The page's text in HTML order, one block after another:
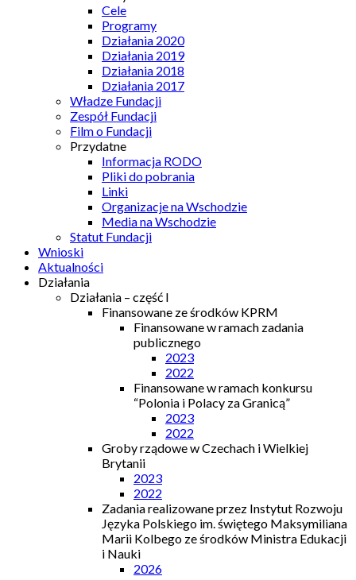
Cele
Programy
Działania 2020
Działania 2019
Działania 2018
Działania 2017
Władze Fundacji
Zespół Fundacji
Film o Fundacji
Przydatne
Informacja RODO
Pliki do pobrania
Linki
Organizacje na Wschodzie
Media na Wschodzie
Statut Fundacji
Wnioski
Aktualności
Działania
Działania – część I
Finansowane ze środków KPRM
Finansowane w ramach zadania
publicznego
2023
2022
Finansowane w ramach konkursu
“Polonia i Polacy za Granicą”
2023
2022
Groby rządowe w Czechach i Wielkiej
Brytanii
2023
2022
Zadania realizowane przez Instytut Rozwoju
Języka Polskiego im. świętego Maksymiliana
Marii Kolbego ze środków Ministra Edukacji
i Nauki
2026